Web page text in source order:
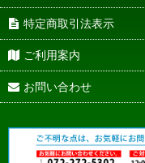
特定商取引法表示
ご利用案内
お問い合わせ